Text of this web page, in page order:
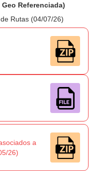
Referenciada)
Rutas (04/07/26)
a
26)